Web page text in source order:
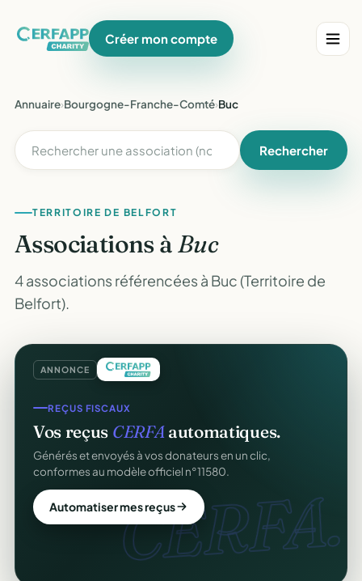
Créer mon compte
Annuaire›Bourgogne-Franche-Comté›Buc
Rechercher
TERRITOIRE DE BELFORT
Associations àBuc
4 associations référencées à Buc (Territoire de
Belfort).
ANNONCE
GESTION D'ASSOCIATION
Gérez votre associationgratuitement
Membres, dons, événements, reçus — tout votre pilotage
au même endroit, sans rien payer.
Créer mon compte gratuitCERFA.
REÇUS FISCAUX
Vos reçus CERFAautomatiques.
Générés et envoyés à vos donateurs en un clic,
conformes au modèle officiel n°11580.
Automatiser mes reçus